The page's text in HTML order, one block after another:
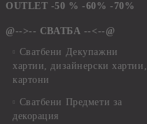
OUTLET -50 % -60% -70%
@-->-- СВАТБА --<--@
Сватбени Декупажни
хартии, дизайнерски хартии,
картони
Сватбени Предмети за
декорация